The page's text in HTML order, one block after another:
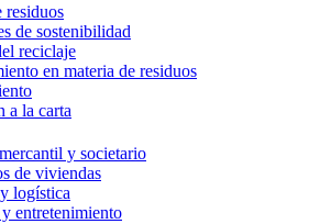
residuos
de sostenibilidad
reciclaje
en materia de residuos
a la carta
y societario
de viviendas
logística
entretenimiento